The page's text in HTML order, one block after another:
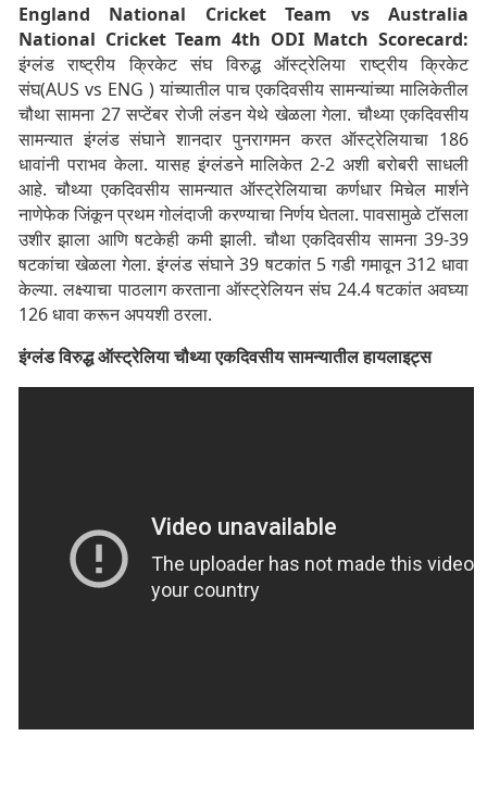
England National Cricket Team vs Australia
National Cricket Team 4th ODI Match Scorecard:
इंग्लंड राष्ट्रीय क्रिकेट संघ विरुद्ध ऑस्ट्रेलिया राष्ट्रीय क्रिकेट
संघ(AUS vs ENG ) यांच्यातील पाच एकदिवसीय सामन्यांच्या मालिकेतील
चौथा सामना 27 सप्टेंबर रोजी लंडन येथे खेळला गेला. चौथ्या एकदिवसीय
सामन्यात इंग्लंड संघाने शानदार पुनरागमन करत ऑस्ट्रेलियाचा 186
धावांनी पराभव केला. यासह इंग्लंडने मालिकेत 2-2 अशी बरोबरी साधली
आहे. चौथ्या एकदिवसीय सामन्यात ऑस्ट्रेलियाचा कर्णधार मिचेल मार्शने
नाणेफेक जिंकून प्रथम गोलंदाजी करण्याचा निर्णय घेतला. पावसामुळे टॉसला
उशीर झाला आणि षटकेही कमी झाली. चौथा एकदिवसीय सामना 39-39
षटकांचा खेळला गेला. इंग्लंड संघाने 39 षटकांत 5 गडी गमावून 312 धावा
केल्या. लक्ष्याचा पाठलाग करताना ऑस्ट्रेलियन संघ 24.4 षटकांत अवघ्या
126 धावा करून अपयशी ठरला.
इंग्लंड विरुद्ध ऑस्ट्रेलिया चौथ्या एकदिवसीय सामन्यातील हायलाइट्स